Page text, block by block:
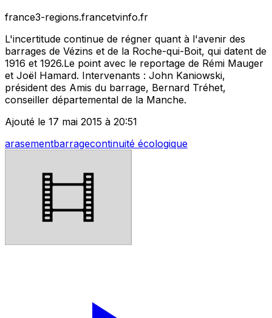
france3-regions.francetvinfo.fr
L'incertitude continue de régner quant à l'avenir des
barrages de Vézins et de la Roche-qui-Boit, qui datent de
1916 et 1926.Le point avec le reportage de Rémi Mauger
et Joël Hamard. Intervenants : John Kaniowski,
président des Amis du barrage, Bernard Tréhet,
conseiller départemental de la Manche.
Ajouté le 17 mai 2015 à 20:51
arasementbarragecontinuité écologique